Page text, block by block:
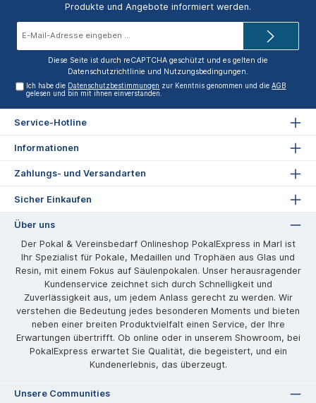
Produkte und Angebote informiert werden.
Diese Seite ist durch reCAPTCHA geschützt und es gelten die
Datenschutzrichtlinie und Nutzungsbedingungen.
Ich habe die Datenschutzbestimmungen zur Kenntnis genommen und dieAGB
gelesen und bin mit ihnen einverstanden.
Service-Hotline
Informationen
Zahlungs- und Versandarten
Sicher Einkaufen
Über uns
Der Pokal & Vereinsbedarf Onlineshop PokalExpress in Marl ist
Ihr Spezialist für Pokale, Medaillen und Trophäen aus Glas und
Resin, mit einem Fokus auf Säulenpokalen. Unser herausragender
Kundenservice zeichnet sich durch Schnelligkeit und
Zuverlässigkeit aus, um jedem Anlass gerecht zu werden. Wir
verstehen die Bedeutung jedes besonderen Moments und bieten
neben einer breiten Produktvielfalt einen Service, der Ihre
Erwartungen übertrifft. Ob online oder in unserem Showroom, bei
PokalExpress erwartet Sie Qualität, die begeistert, und ein
Kundenerlebnis, das überzeugt.
Unsere Communities